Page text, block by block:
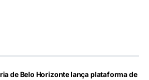
de Belo Horizonte lança plataforma de